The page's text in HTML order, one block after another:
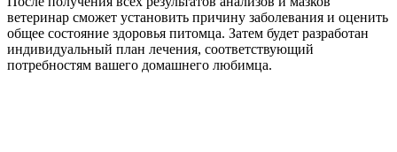
ветеринар сможет установить причину заболевания и оценить
общее состояние здоровья питомца. Затем будет разработан
индивидуальный план лечения, соответствующий
потребностям вашего домашнего любимца.